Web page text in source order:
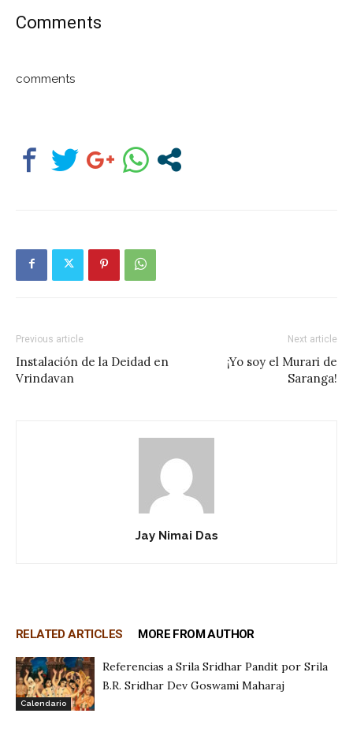
Comments
comments
Previous article
Instalación de la Deidad en
Vrindavan
Next article
¡Yo soy el Murari de
Saranga!
Jay Nimai Das
RELATED ARTICLES MORE FROM AUTHOR
Calendario
Referencias a Srila Sridhar Pandit por Srila
B.R. Sridhar Dev Goswami Maharaj